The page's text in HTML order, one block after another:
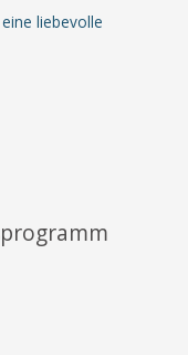
liebevolle